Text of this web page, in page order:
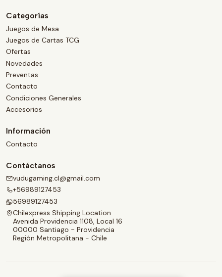
Categorías
Juegos de Mesa
Juegos de Cartas TCG
Ofertas
Novedades
Preventas
Contacto
Condiciones Generales
Accesorios
Información
Contacto
Contáctanos
vudugaming.cl@gmail.com
+56989127453
56989127453
Chilexpress Shipping Location
Avenida Providencia 1108, Local 16
00000 Santiago - Providencia
Región Metropolitana - Chile